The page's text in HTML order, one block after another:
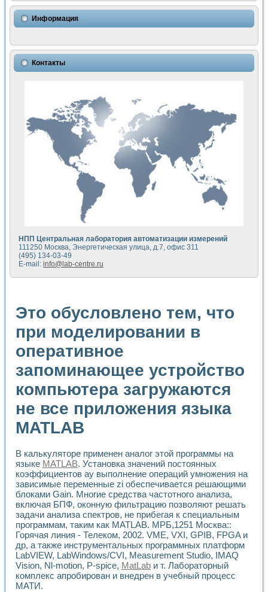
Использование NI LabVIEW для математического
Исследовние возможности создания измерителя ВАХ
Математическое моделирование генератора сигналов -
Применение осциллографического модуля с высоким
Симуляция отклика импульсного радиолокационного
Автоматизация формирования уравнений состояния для
Разработка автоматизированного стенда для измерения
Применение среды LabVIEW для построения картины
Портативная система для определения показателей
Использование LabVIEW для управления источником
Устройство для снятия вольт-амперных характеристик
Передовые научные технологии: нано-, фемто-,
Автоматизированная установка по измерению временных
Автоматизированный лабораторный комплекс на базе
Визуализация моделирования и оптимизации тепловой
Виртуальный прибор для исследования функциональных
Исследование возможности создания экономичного
Исследование кинетики движения макрочастиц в
Метод прогнозирования свойств дисперсных продуктов
Недорогая система управления сверхпроводящим
Применение технологий NI в курсе экспериментальной
Расчет переноса аэрозоля и выпадения осадка в
Применение NI VISION для геометрического анализа в
Система температурной стабилизации
Управление движением с помощью программно -
Определение параметров всплывающих газовых
Система управления асинхронным тиристорным
Лазерный профилометр
Применение средств NATIONAL INSTRUMENTS для
Разработка автоматизированного стенда для
Высокочувствительные оптоэлектронные
Установка для измерения диэлектрических свойств
Лабораторный электрический импедансный томограф на
Микрозондовая система для характеризации
Метод траекторий в исследовании
Промышленная автоматизация
Автоматизация технологических процессов получения
Использование систем технического зрения для контроля
Исследование электромагнитных переходных процессов
Применение LabVIEW при разработке обучающих
Разработка виртуальных тренажеров путем
Система блокировок, сигнализации и защиты ускорителя
Система сбора данных и управления процессом
Управление температурой газовой среды специальной
Информация
Контакты
НПП Центральная лаборатория автоматизации измерений
111250 Москва, Энергетическая улица, д.7, офис 311
(495) 134-03-49
E-mail: info@lab-centre.ru
Это обусловлено тем, что
при моделировании в
оперативное
запоминающее устройство
компьютера загружаются
не все приложения языка
MATLAB
В калькуляторе применен аналог этой программы на
языке MATLAB. Установка значений постоянных
коэффициентов ay выполнение операций умножения на
зависимые переменные zi обеспечивается решающими
блоками Gain. Многие средства частотного анализа,
включая БПФ, оконную фильтрацию позволяют решать
задачи анализа спектров, не прибегая к специальным
программам, таким как MATLAB. МРБ,1251 Москва::
Горячая линия - Телеком, 2002. VME, VXI, GPIB, FPGA и
др, а также инструментальных программных платформ
LabVIEW, LabWindows/CVI, Measurement Studio, IMAQ
Vision, Nl-motion, P-spice, MatLab и т. Лабораторный
комплекс апробирован и внедрен в учебный процесс
МАТИ.